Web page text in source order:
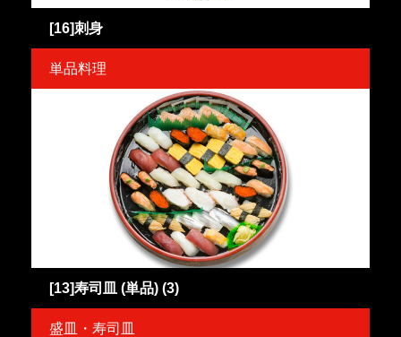
[16]刺身
単品料理
[13]寿司皿 (単品) (3)
盛皿・寿司皿